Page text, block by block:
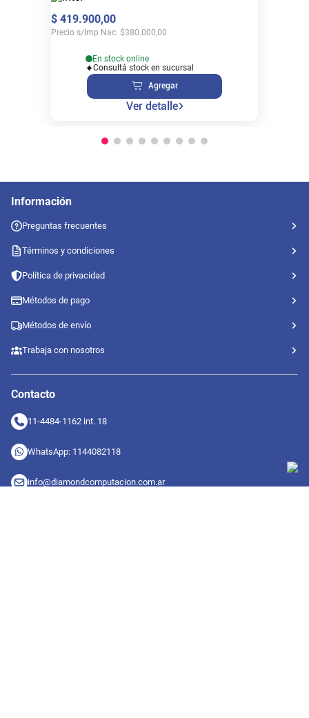
$ 419.900,00
Precio s/Imp Nac. $380.000,00
En stock online
Consultá stock en sucursal
Agregar
Ver detalle
Información
Preguntas frecuentes
Términos y condiciones
Política de privacidad
Métodos de pago
Métodos de envío
Trabaja con nosotros
Contacto
11-4484-1162 int. 18
WhatsApp: 1144082118
info@diamondcomputacion.com.ar